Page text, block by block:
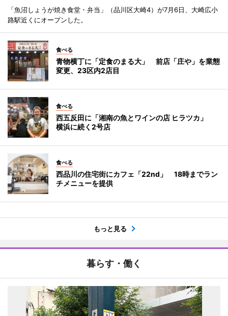
「魚沼しょうが焼き食堂・弁当」（品川区大崎4）が7月6日、大崎広小
路駅近くにオープンした。
食べる
青物横丁に「定食のまる大」 前店「庄や」を業態
変更、23区内2店目
食べる
西五反田に「湘南の魚とワインの店 ヒラツカ」
横浜に続く2号店
食べる
西品川の住宅街にカフェ「22nd」 18時までラン
チメニューを提供
もっと見る
暮らす・働く